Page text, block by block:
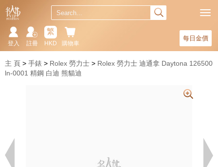
每日金價
購物車
繁
HKD
註冊
登入
主 頁 手錶 Rolex 勞力士
Rolex 勞力士 迪通拿 Daytona 126500
ln-0001 精鋼 白迪 熊貓迪